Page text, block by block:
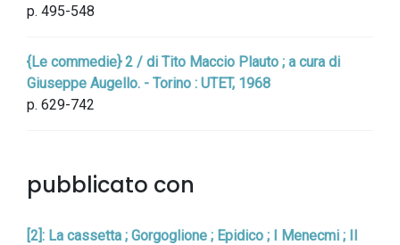
p. 495-548
{Le commedie} 2 / di Tito Maccio Plauto ; a cura di
Giuseppe Augello. - Torino : UTET, 1968
p. 629-742
pubblicato con
[2]: La cassetta ; Gorgoglione ; Epidico ; I Menecmi ; Il